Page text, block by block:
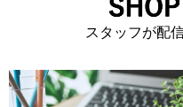
スタッフが配